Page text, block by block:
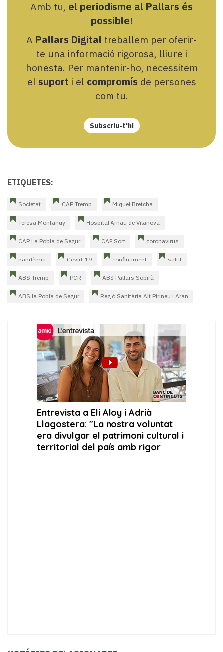
Amb tu, el periodisme al Pallars és
possible!
A Pallars Digital treballem per oferir-
te una informació rigorosa, lliure i
honesta. Per mantenir-ho, necessitem
el suport i el compromís de persones
com tu.
Subscriu-t'hi
ETIQUETES:
Societat CAP Tremp Miquel Bretcha
Teresa Montanuy Hospital Arnau de Vilanova
CAP La Pobla de Segur CAP Sort coronavirus
pandèmia Covid-19 confinament salut
ABS Tremp PCR ABS Pallars Sobirà
ABS la Pobla de Segur Regió Sanitària Alt Pirineu i Aran